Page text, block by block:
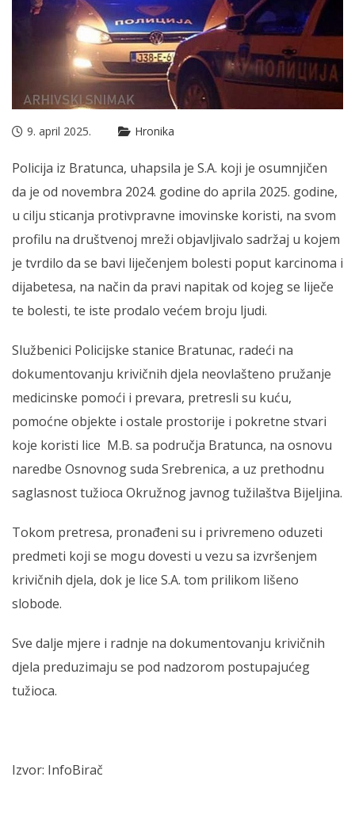
9. april 2025. Hronika
Policija iz Bratunca, uhapsila je S.A. koji je osumnjičen
da je od novembra 2024. godine do aprila 2025. godine,
u cilju sticanja protivpravne imovinske koristi, na svom
profilu na društvenoj mreži objavljivalo sadržaj u kojem
je tvrdilo da se bavi liječenjem bolesti poput karcinoma i
dijabetesa, na način da pravi napitak od kojeg se liječe
te bolesti, te iste prodalo većem broju ljudi.
Službenici Policijske stanice Bratunac, radeći na
dokumentovanju krivičnih d‌jela neovlašteno pružanje
medicinske pomoći i prevara, pretresli su kuću,
pomoćne objekte i ostale prostorije i pokretne stvari
koje koristi lice M.B. sa područja Bratunca, na osnovu
naredbe Osnovnog suda Srebrenica, a uz prethodnu
saglasnost tužioca Okružnog javnog tužilaštva Bijeljina.
Tokom pretresa, pronađeni su i privremeno oduzeti
predmeti koji se mogu dovesti u vezu sa izvršenjem
krivičnih d‌jela, dok je lice S.A. tom prilikom lišeno
slobode.
Sve dalje mjere i radnje na dokumentovanju krivičnih
d‌jela preduzimaju se pod nadzorom postupajućeg
tužioca.
Izvor: InfoBirač